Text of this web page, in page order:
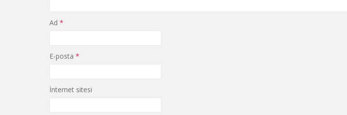
Ad *
E-posta *
İnternet sitesi